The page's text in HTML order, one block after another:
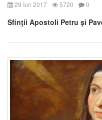
29 Iun 2017 5720 0
Sfinţii Apostoli Petru şi